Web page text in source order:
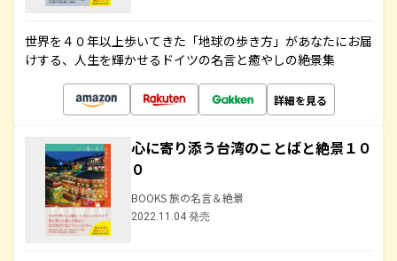
世界を４０年以上歩いてきた「地球の歩き方」があなたにお届
けする、人生を輝かせるドイツの名言と癒やしの絶景集
詳細を見る
心に寄り添う台湾のことばと絶景１０
０
BOOKS 旅の名言＆絶景
2022.11.04 発売